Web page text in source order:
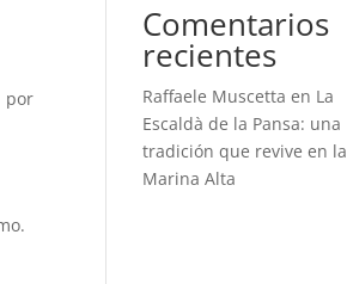
por
Comentarios
recientes
Raffaele Muscetta en La
Escaldà de la Pansa: una
tradición que revive en la
Marina Alta